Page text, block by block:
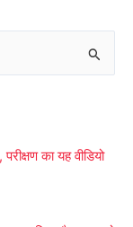
का यह वीडियो